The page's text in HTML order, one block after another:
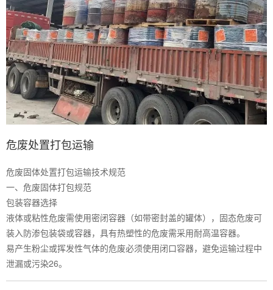
危废处置打包运输
危废固体处置打包运输技术规范
一、‌危废固体打包规范‌
‌包装容器选择‌
液体或粘性危废需使用密闭容器（如带密封盖的罐体），固态危废可
装入防渗包装袋或容器，具有热塑性的危废需采用耐高温容器‌。
易产生粉尘或挥发性气体的危废必须使用闭口容器，避免运输过程中
泄漏或污染‌26。